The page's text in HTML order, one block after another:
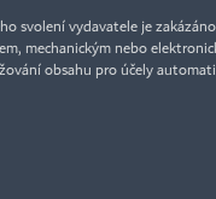
svolení vydavatele je
mechanickým nebo
obsahu pro účely